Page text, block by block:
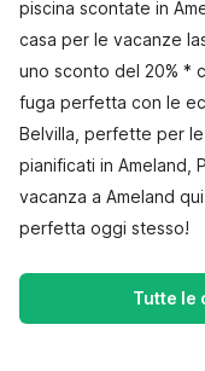
piscina scontate in
casa per le vacanze
uno sconto del 20% *
fuga perfetta con le
Belvilla, perfette per
pianificati in Ameland,
vacanza a Ameland
perfetta oggi stesso!
Tutte le